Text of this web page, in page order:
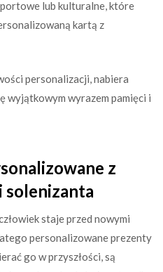
lub kulturalne, które
kartą z
personalizacji, nabiera
wyjątkowym wyrazem pamięci i
z
solenizanta
staje przed nowymi
personalizowane prezenty
go w przyszłości, są